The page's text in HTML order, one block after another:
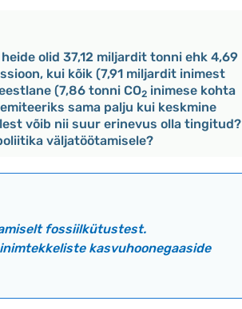
olid 37,12 miljardit tonni ehk 4,69
kui kõik (7,91 miljardit inimest
(7,86 tonni CO2 inimese kohta
sama palju kui keskmine
võib nii suur erinevus olla tingitud?
väljatöötamisele?
fossiilkütustest.
kasvuhoonegaaside